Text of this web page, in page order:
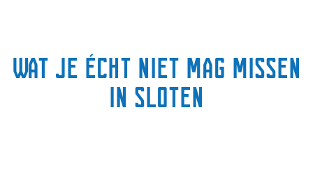
Wat je écht niet mag missen
in Sloten